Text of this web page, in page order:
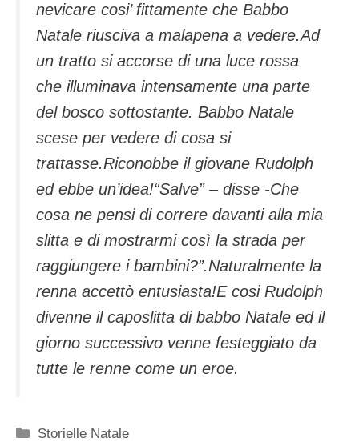
nevicare cosi’ fittamente che Babbo
Natale riusciva a malapena a vedere.Ad
un tratto si accorse di una luce rossa
che illuminava intensamente una parte
del bosco sottostante. Babbo Natale
scese per vedere di cosa si
trattasse.Riconobbe il giovane Rudolph
ed ebbe un’idea!“Salve” – disse -Che
cosa ne pensi di correre davanti alla mia
slitta e di mostrarmi così la strada per
raggiungere i bambini?”.Naturalmente la
renna accettò entusiasta!E cosi Rudolph
divenne il caposlitta di babbo Natale ed il
giorno successivo venne festeggiato da
tutte le renne come un eroe.
Categorie
Storielle Natale